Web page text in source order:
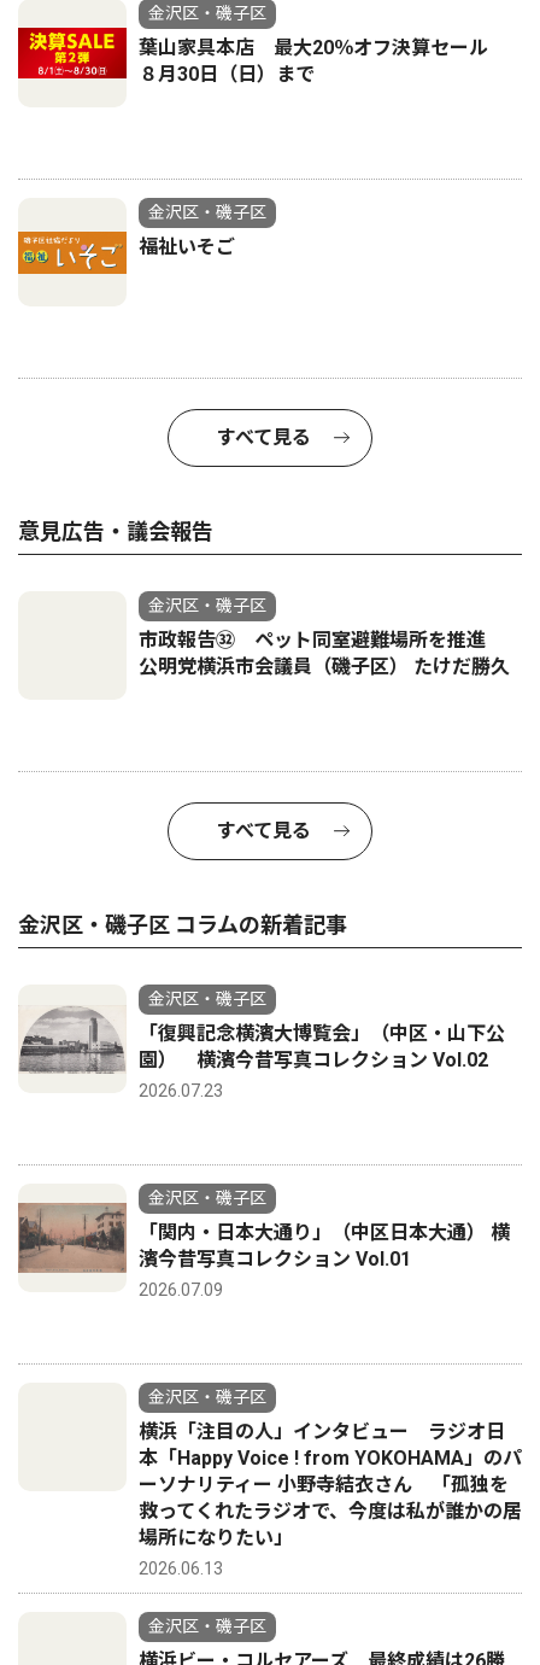
金沢区・磯子区
葉山家具本店 最大20％オフ決算セール
８月30日（日）まで
金沢区・磯子区
福祉いそご
すべて見る
意見広告・議会報告
金沢区・磯子区
市政報告㉜ ペット同室避難場所を推進
公明党横浜市会議員（磯子区） たけだ勝久
すべて見る
金沢区・磯子区 コラムの新着記事
金沢区・磯子区
「復興記念横濱大博覧会」（中区・山下公
園） 横濱今昔写真コレクション Vol.02
2026.07.23
金沢区・磯子区
「関内・日本大通り」（中区日本大通） 横
濱今昔写真コレクション Vol.01
2026.07.09
金沢区・磯子区
横浜「注目の人」インタビュー ラジオ日
本「Happy Voice ! from YOKOHAMA」のパ
ーソナリティー 小野寺結衣さん 「孤独を
救ってくれたラジオで、今度は私が誰かの居
場所になりたい」
2026.06.13
金沢区・磯子区